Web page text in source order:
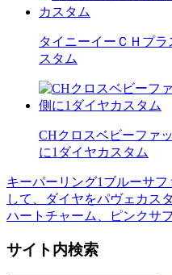
タイニーイーＣＨプ
スタム
CHクロスベビーファ
に1ダイヤカスタム
投
稿
ナ
ビ
キーパーリング1ブルーサ
して、ダイヤをパヴェカス
ハートチャーム、ピンクサ
サイト内検索